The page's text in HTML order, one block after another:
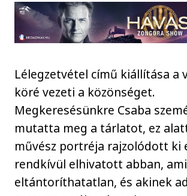
Lélegzetvétel című kiállítása a
köré vezeti a közönséget.
Megkeresésünkre Csaba
mutatta meg a tárlatot, ez
művész portréja rajzolódott ki
rendkívül elhivatott abban,
eltántoríthatatlan, és akinek